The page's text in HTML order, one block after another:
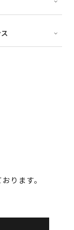
ります。